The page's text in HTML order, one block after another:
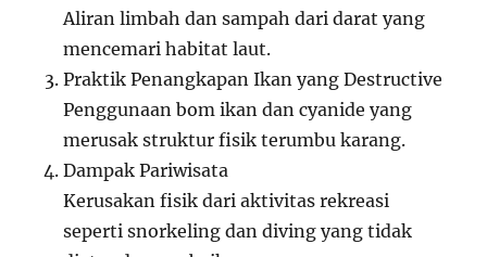
Aliran limbah dan sampah dari darat yang
mencemari habitat laut.
Praktik Penangkapan Ikan yang Destructive
Penggunaan bom ikan dan cyanide yang
merusak struktur fisik terumbu karang.
Dampak Pariwisata
Kerusakan fisik dari aktivitas rekreasi
seperti snorkeling dan diving yang tidak